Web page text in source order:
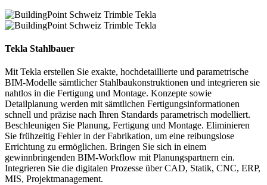
Tekla Stahlbauer
Mit Tekla erstellen Sie exakte, hochdetaillierte und parametrische
BIM-Modelle sämtlicher Stahlbaukonstruktionen und integrieren sie
nahtlos in die Fertigung und Montage. Konzepte sowie
Detailplanung werden mit sämtlichen Fertigungsinformationen
schnell und präzise nach Ihren Standards parametrisch modelliert.
Beschleunigen Sie Planung, Fertigung und Montage. Eliminieren
Sie frühzeitig Fehler in der Fabrikation, um eine reibungslose
Errichtung zu ermöglichen. Bringen Sie sich in einem
gewinnbringenden BIM-Workflow mit Planungspartnern ein.
Integrieren Sie die digitalen Prozesse über CAD, Statik, CNC, ERP,
MIS, Projektmanagement.